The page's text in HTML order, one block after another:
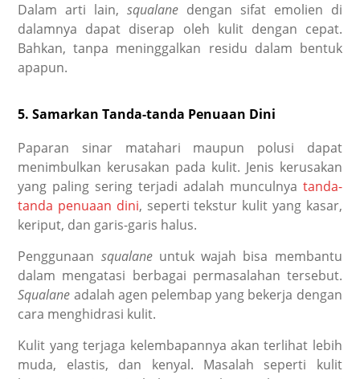
Dalam arti lain,squalane dengan sifat emolien di
dalamnya dapat diserap oleh kulit dengan cepat.
Bahkan, tanpa meninggalkan residu dalam bentuk
apapun.
5. Samarkan Tanda-tanda Penuaan Dini
Paparan sinar matahari maupun polusi dapat
menimbulkan kerusakan pada kulit. Jenis kerusakan
yang paling sering terjadi adalah munculnya tanda-
tanda penuaan dini, seperti tekstur kulit yang kasar,
keriput, dan garis-garis halus.
Penggunaan squalane untuk wajah bisa membantu
dalam mengatasi berbagai permasalahan tersebut.
Squalane adalah agen pelembap yang bekerja dengan
cara menghidrasi kulit.
Kulit yang terjaga kelembapannya akan terlihat lebih
muda, elastis, dan kenyal. Masalah seperti kulit